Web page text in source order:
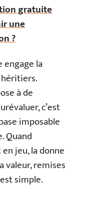
gratuite
une
?
la
à de
c’est
imposable
Quand
jeu, la donne
valeur, remises
simple.